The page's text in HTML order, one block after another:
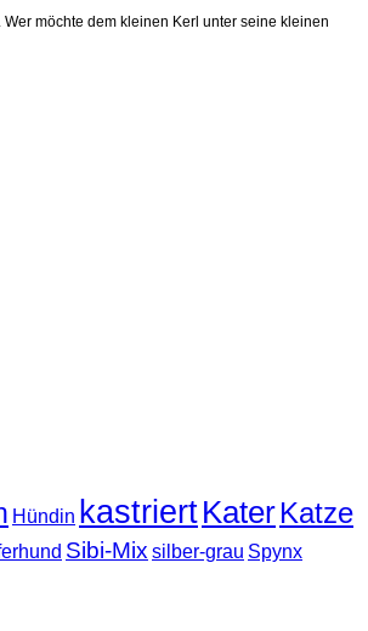
möchte dem kleinen Kerl unter seine kleinen
Hündin kastriertKaterKatze
Sibi-Mix silber-grau Spynx